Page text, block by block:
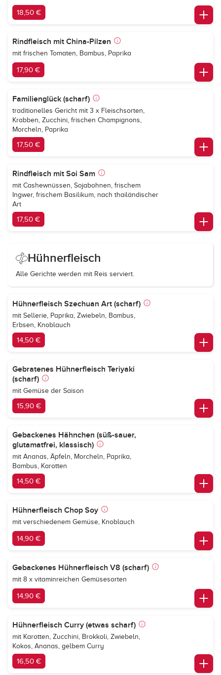
18,50 €
Rindfleisch mit China-Pilzen
mit frischen Tomaten, Bambus, Paprika
17,90 €
Familienglück (scharf)
traditionelles Gericht mit 3 x Fleischsorten,
Krabben, Zucchini, frischen Champignons,
Morcheln, Paprika
17,50 €
Rindfleisch mit Soi Sam
mit Cashewnüssen, Sojabohnen, frischem
Ingwer, frischem Basilikum, nach thailändischer
Art
17,50 €
Hühnerfleisch
Alle Gerichte werden mit Reis serviert.
Hühnerfleisch Szechuan Art (scharf)
mit Sellerie, Paprika, Zwiebeln, Bambus,
Erbsen, Knoblauch
14,50 €
Gebratenes Hühnerfleisch Teriyaki
(scharf)
mit Gemüse der Saison
15,90 €
Gebackenes Hähnchen (süß-sauer,
glutamatfrei, klassisch)
mit Ananas, Äpfeln, Morcheln, Paprika,
Bambus, Karotten
14,50 €
Hühnerfleisch Chop Soy
mit verschiedenem Gemüse, Knoblauch
14,90 €
Gebackenes Hühnerfleisch V8 (scharf)
mit 8 x vitaminreichen Gemüsesorten
14,90 €
Hühnerfleisch Curry (etwas scharf)
mit Karotten, Zucchini, Brokkoli, Zwiebeln,
Kokos, Ananas, gelbem Curry
16,50 €